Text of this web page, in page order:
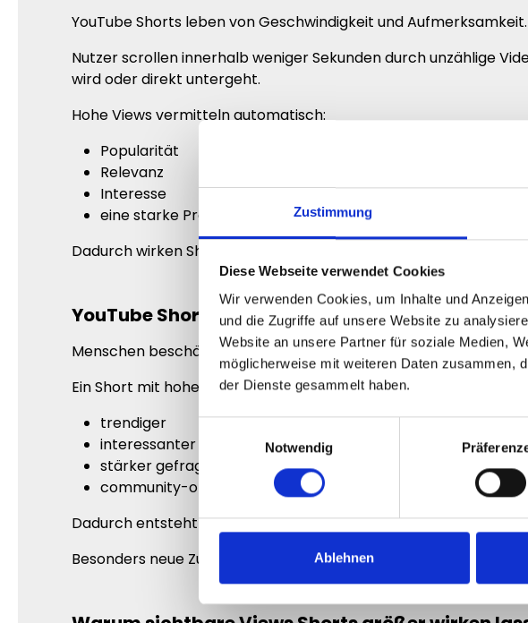
Zustimmung
Diese Webseite verwendet Cookies
Wir verwenden Cookies, um Inhalte und
und die Zugriffe auf unsere Website zu
Website an unsere Partner für soziale Medien,
möglicherweise mit weiteren Daten zusammen,
der Dienste gesammelt haben.
Notwendig
Ablehnen
YouTube Shorts leben von Geschwindigkeit und Aufmerksamkeit.
Nutzer scrollen innerhalb weniger Sekunden durch unzählige
wird oder direkt untergeht.
Hohe Views vermitteln automatisch:
Popularität
Relevanz
Interesse
eine starke Präsenz
Dadurch wirken Shorts deutlich größer und professioneller.
YouTube Shorts Views kaufen für mehr
Menschen beschäftigen sich intensiver mit Videos, die bereits
Ein Short mit hohen Views wirkt automatisch:
trendiger
interessanter
stärker gefragt
community-orientierter
Dadurch entsteht häufig schneller Interesse am gesamten
Besonders neue Zuschauer orientieren sich stark daran, welche